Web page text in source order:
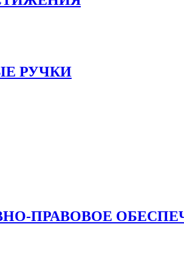
РУЧКИ
ПРАВОВОЕ